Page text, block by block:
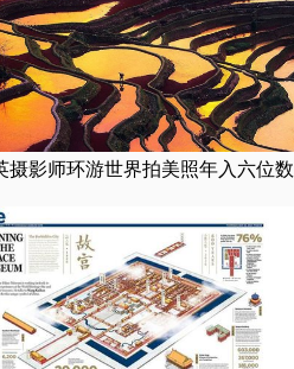
摄影师环游世界拍美照年入六位数